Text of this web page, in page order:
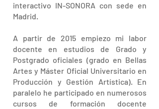
interactivo IN-SONORA con sede en
Madrid.
A partir de 2015 empiezo mi labor
docente en estudios de Grado y
Postgrado oficiales (grado en Bellas
Artes y Máster Oficial Universitario en
Producción y Gestión Artística). En
paralelo he participado en numerosos
cursos de formación docente